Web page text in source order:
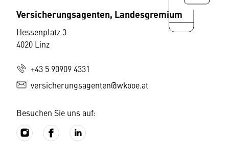
Versicherungsagenten, Landesgremium
Hessenplatz 3
4020 Linz
+43 5 90909 4331
versicherungsagenten@wkooe.at
Besuchen Sie uns auf: